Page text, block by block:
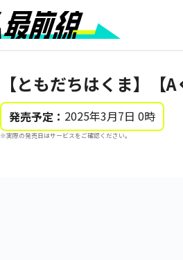
【ともだちはくま】【
発売予定： 2025年3月7日 0時
※実際の発売日はサービスをご確認ください。